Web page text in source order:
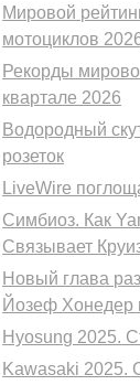
Мировой
мотоциклов
Рекорды
квартале 2026
Водородный
розеток
LiveWire
Симбиоз. Как
Связывает
Новый глава
Йозеф Хонедер
Hyosung 2025.
Kawasaki 2025.